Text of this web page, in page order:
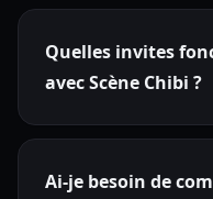
Quelles invites
avec Scène Chibi ?
Ai-je besoin de